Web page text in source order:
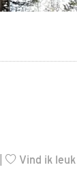
Vind ik leuk